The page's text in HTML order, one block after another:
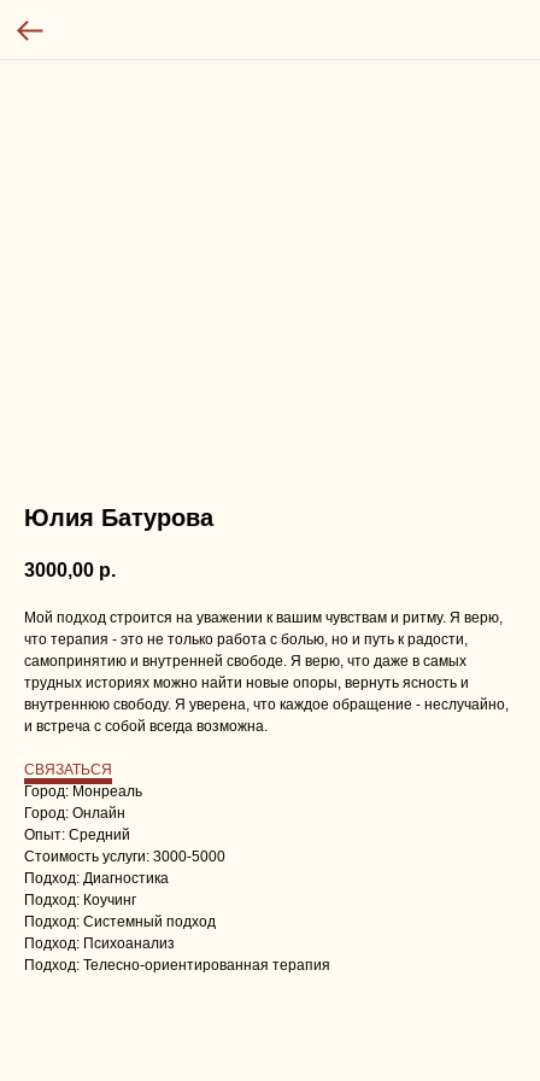
Юлия Батурова
3000,00 р.
Мой подход строится на уважении к вашим чувствам и ритму. Я верю,
что терапия - это не только работа с болью, но и путь к радости,
самопринятию и внутренней свободе. Я верю, что даже в самых
трудных историях можно найти новые опоры, вернуть ясность и
внутреннюю свободу. Я уверена, что каждое обращение - неслучайно,
и встреча с собой всегда возможна.
СВЯЗАТЬСЯ
Город: Монреаль
Город: Онлайн
Опыт: Средний
Стоимость услуги: 3000-5000
Подход: Диагностика
Подход: Коучинг
Подход: Системный подход
Подход: Психоанализ
Подход: Телесно-ориентированная терапия